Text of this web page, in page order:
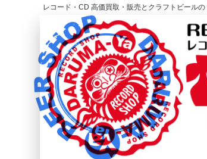
レコード・CD 高価買取・販売とクラフトビール
レコード高価買取はこちら
HOME